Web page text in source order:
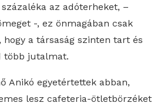
az adóterheket, –
-, ez önmagában csak
a társaság szinten tart és
több jutalmat.
Anikó egyetértettek abban,
lesz cafeteria-ötletbörzéket